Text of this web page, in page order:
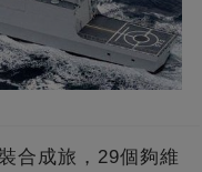
合成旅，29個夠維